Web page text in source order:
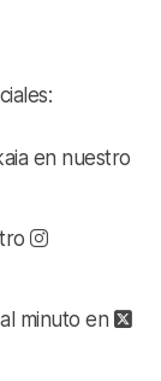
en nuestro
minuto en